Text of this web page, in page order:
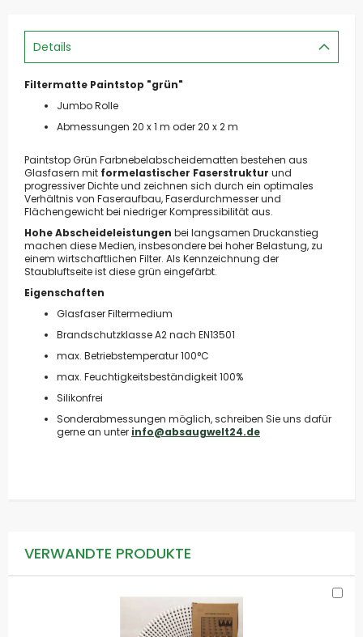
Details
Filtermatte Paintstop "grün"
Jumbo Rolle
Abmessungen 20 x 1 m oder 20 x 2 m
Paintstop Grün Farbnebelabscheidematten bestehen aus
Glasfasern mit formelastischer Faserstruktur und
progressiver Dichte und zeichnen sich durch ein optimales
Verhältnis von Faseraufbau, Faserdurchmesser und
Flächengewicht bei niedriger Kompressibilität aus.
Hohe Abscheideleistungen bei langsamen Druckanstieg
machen diese Medien, insbesondere bei hoher Belastung, zu
einem wirtschaftlichen Filter. Als Kennzeichnung der
Staubluftseite ist diese grün eingefärbt.
Eigenschaften
Glasfaser Filtermedium
Brandschutzklasse A2 nach EN13501
max. Betriebstemperatur 100°C
max. Feuchtigkeitsbeständigkeit 100%
Silikonfrei
Sonderabmessungen möglich, schreiben Sie uns dafür
gerne an unter info@absaugwelt24.de
VERWANDTE PRODUKTE